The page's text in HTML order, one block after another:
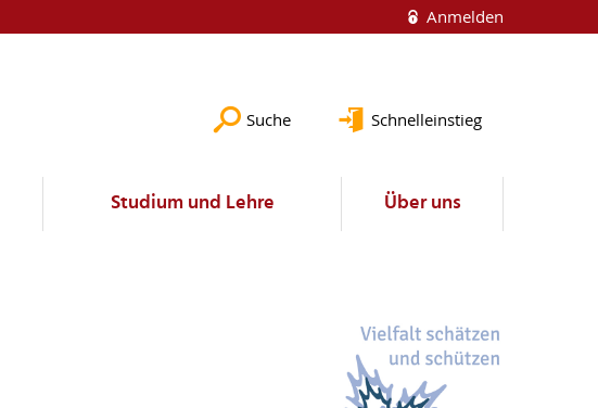
Anmelden
Suche Schnelleinstieg
Studium und Lehre Über uns